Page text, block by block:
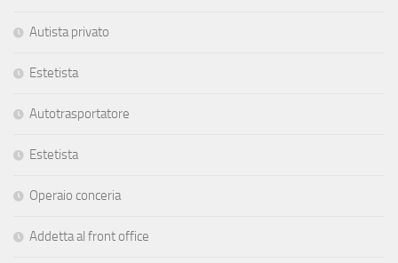
Autista privato
Estetista
Autotrasportatore
Estetista
Operaio conceria
Addetta al front office